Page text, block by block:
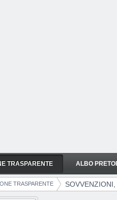
SUSSIDI, VANTAGGI
TRASPARENTE ALBO
TRASPARENTE